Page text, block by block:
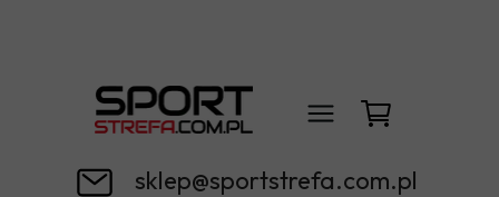
sklep@sportstrefa.com.pl